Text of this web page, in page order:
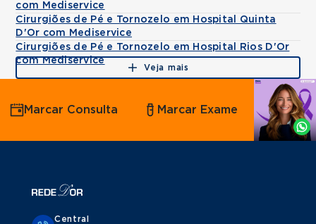
com Mediservice
Cirurgiões de Pé e Tornozelo em Hospital Quinta
D'Or com Mediservice
Cirurgiões de Pé e Tornozelo em Hospital Rios D'Or
com Mediservice
Veja mais
Agende
por
Whatsapp
Marcar Consulta Marcar Exame
Central